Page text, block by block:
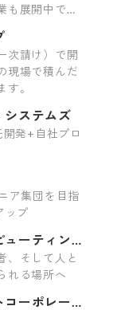
も展開中で
次請け）で開
現場で積んだ
。
システムズ
発+自社プロ
ア集団を目指
ップ
ーティング
、そして人と
れる場所へ
ーポレーシ